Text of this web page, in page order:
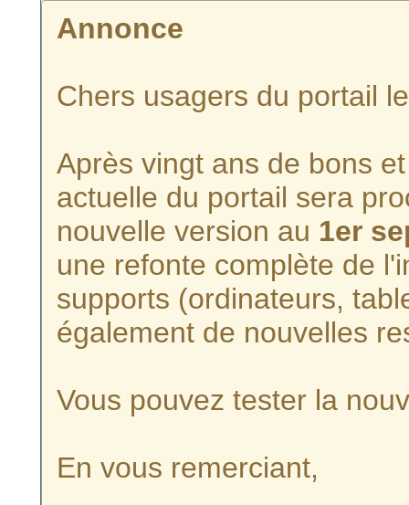
Annonce
Chers usagers du portail
Après vingt ans de bons
actuelle du portail sera
nouvelle version au 1er
une refonte complète de
supports (ordinateurs,
également de nouvelles
Vous pouvez tester la
En vous remerciant,